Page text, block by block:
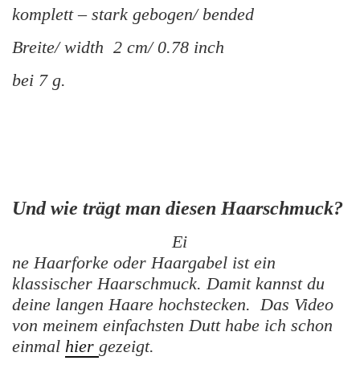
komplett – stark gebogen/ bended
Breite/ width 2 cm/ 0.78 inch
bei 7 g.
Und wie trägt man diesen Haarschmuck?
Ei
ne Haarforke oder Haargabel ist ein
klassischer Haarschmuck. Damit kannst du
deine langen Haare hochstecken. Das Video
von meinem einfachsten Dutt habe ich schon
einmal hier gezeigt.